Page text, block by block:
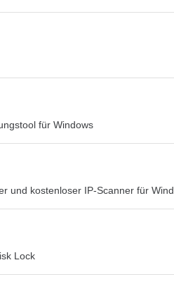
für Windows
und kostenloser IP-Scanner für
Lock